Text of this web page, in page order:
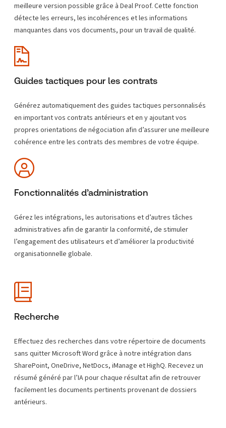
meilleure version possible grâce à Deal Proof. Cette fonction
détecte les erreurs, les incohérences et les informations
manquantes dans vos documents, pour un travail de qualité.
Guides tactiques pour les contrats
Générez automatiquement des guides tactiques personnalisés
en important vos contrats antérieurs et en y ajoutant vos
propres orientations de négociation afin d’assurer une meilleure
cohérence entre les contrats des membres de votre équipe.
Fonctionnalités d’administration
Gérez les intégrations, les autorisations et d’autres tâches
administratives afin de garantir la conformité, de stimuler
l’engagement des utilisateurs et d’améliorer la productivité
organisationnelle globale.
Recherche
Effectuez des recherches dans votre répertoire de documents
sans quitter Microsoft Word grâce à notre intégration dans
SharePoint, OneDrive, NetDocs, iManage et HighQ. Recevez un
résumé généré par l’IA pour chaque résultat afin de retrouver
facilement les documents pertinents provenant de dossiers
antérieurs.